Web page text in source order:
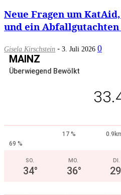
Neue Fragen um
und ein Abfallgutachten
Gisela Kirschstein - 3. Juli 2026 0
MAINZ
Überwiegend Bewölkt
17 %
69 %
SO.
34°
MO.
36°
DI.
29